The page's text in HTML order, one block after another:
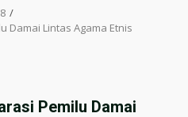
Damai Lintas Agama Etnis
Pemilu Damai